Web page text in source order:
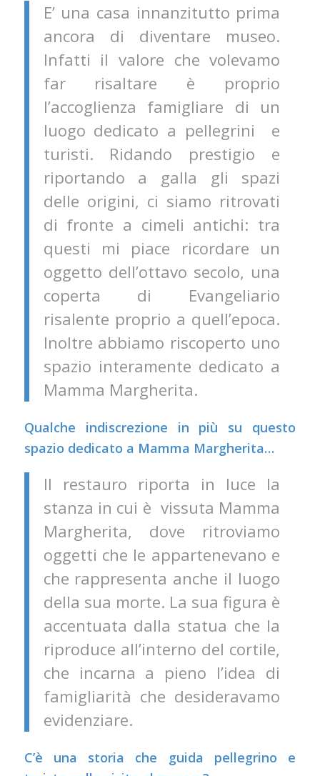
E’ una casa innanzitutto prima
ancora di diventare museo.
Infatti il valore che volevamo
far risaltare è proprio
l’accoglienza famigliare di un
luogo dedicato a pellegrini e
turisti. Ridando prestigio e
riportando a galla gli spazi
delle origini, ci siamo ritrovati
di fronte a cimeli antichi: tra
questi mi piace ricordare un
oggetto dell’ottavo secolo, una
coperta di Evangeliario
risalente proprio a quell’epoca.
Inoltre abbiamo riscoperto uno
spazio interamente dedicato a
Mamma Margherita.
Qualche indiscrezione in più su questo
spazio dedicato a Mamma Margherita…
Il restauro riporta in luce la
stanza in cui è vissuta Mamma
Margherita, dove ritroviamo
oggetti che le appartenevano e
che rappresenta anche il luogo
della sua morte. La sua figura è
accentuata dalla statua che la
riproduce all’interno del cortile,
che incarna a pieno l’idea di
famigliarità che desideravamo
evidenziare.
C’è una storia che guida pellegrino e